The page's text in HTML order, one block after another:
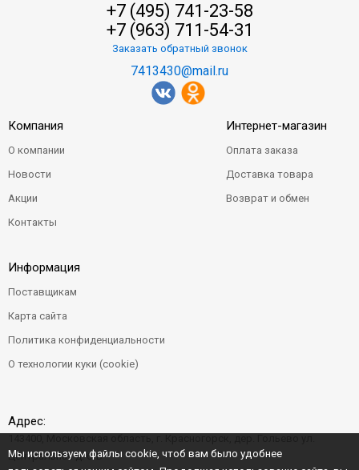
+7 (495) 741-23-58
+7 (963) 711-54-31
Заказать обратный звонок
7413430@mail.ru
Компания
О компании
Новости
Акции
Контакты
Интернет-магазин
Оплата заказа
Доставка товара
Возврат и обмен
Информация
Поставщикам
Карта сайта
Политика конфиденциальности
О технологии куки (cookie)
Адрес:
Центральная д. 6"Б"
Мы используем файлы cookie, чтоб вам было удобнее